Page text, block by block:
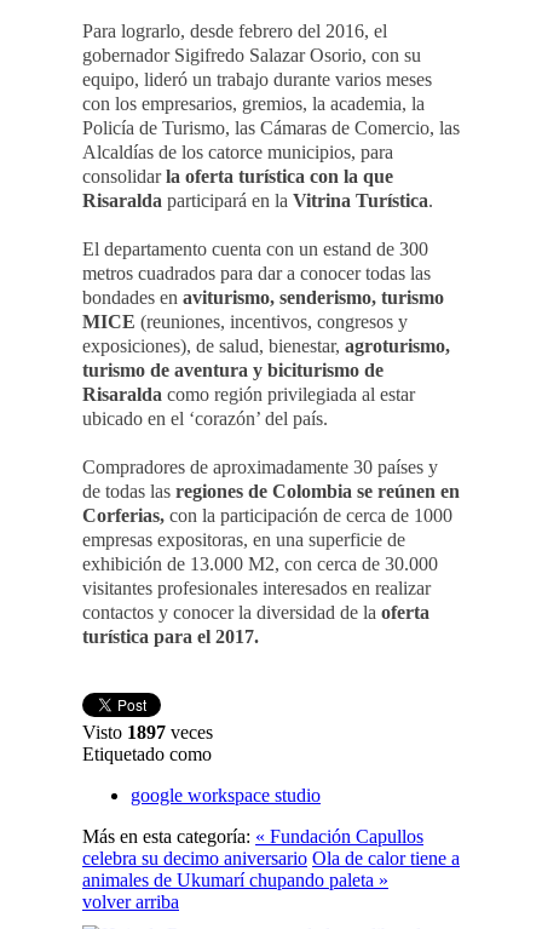
Para lograrlo, desde febrero del 2016, el
gobernador Sigifredo Salazar Osorio, con su
equipo, lideró un trabajo durante varios meses
con los empresarios, gremios, la academia, la
Policía de Turismo, las Cámaras de Comercio, las
Alcaldías de los catorce municipios, para
consolidarla oferta turística con la que
Risaralda participará en la Vitrina Turística.
El departamento cuenta con un estand de 300
metros cuadrados para dar a conocer todas las
bondades en aviturismo, senderismo, turismo
MICE (reuniones, incentivos, congresos y
exposiciones), de salud, bienestar, agroturismo,
turismo de aventura y biciturismo de
Risaralda como región privilegiada al estar
ubicado en el ‘corazón’ del país.
Compradores de aproximadamente 30 países y
de todas las regiones de Colombia se reúnen en
Corferias, con la participación de cerca de 1000
empresas expositoras, en una superficie de
exhibición de 13.000 M2, con cerca de 30.000
visitantes profesionales interesados en realizar
contactos y conocer la diversidad de la oferta
turística para el 2017.
Visto 1897 veces
Etiquetado como
google workspace studio
Más en esta categoría: « Fundación Capullos
celebra su decimo aniversario Ola de calor tiene a
animales de Ukumarí chupando paleta »
volver arriba